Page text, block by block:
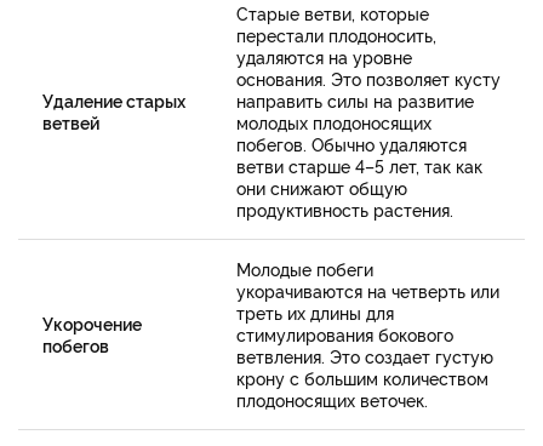
Удаление старых
ветвей
Старые ветви, которые
перестали плодоносить,
удаляются на уровне
основания. Это позволяет кусту
направить силы на развитие
молодых плодоносящих
побегов. Обычно удаляются
ветви старше 4–5 лет, так как
они снижают общую
продуктивность растения.
Укорочение
побегов
Молодые побеги
укорачиваются на четверть или
треть их длины для
стимулирования бокового
ветвления. Это создает густую
крону с большим количеством
плодоносящих веточек.